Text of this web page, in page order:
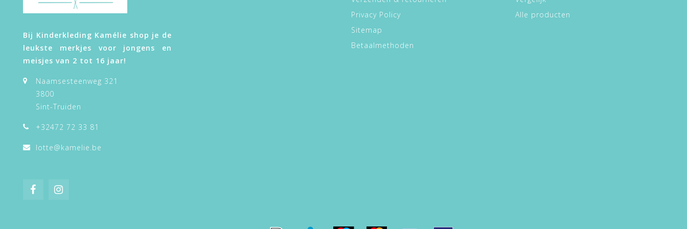
Bij Kinderkleding Kamélie shop je de
leukste merkjes voor jongens en
meisjes van 2 tot 16 jaar!
Naamsesteenweg 321
3800
Sint-Truiden
+32472 72 33 81
lotte@kamelie.be
Privacy Policy
Sitemap
Betaalmethoden
Alle producten